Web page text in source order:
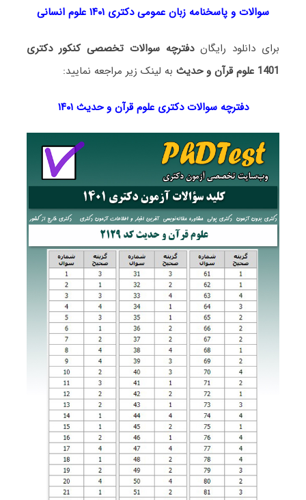
سوالات و پاسخنامه زبان عمومی دکتری ۱۴۰۱ علوم انسانی
برای دانلود رایگاندفترچه سوالات تخصصی کنکور دکتری
1401 علوم قرآن و حدیث
به لینک زیر مراجعه نمایید:
دفترچه سوالات دکتری علوم قرآن و حدیث ۱۴۰۱